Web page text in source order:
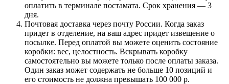
оплатить в терминале постамата. Срок хранения — 3
дня.
Почтовая доставка через почту России. Когда заказ
придет в отделение, на ваш адрес придет извещение о
посылке. Перед оплатой вы можете оценить состояние
коробки: вес, целостность. Вскрывать коробку
самостоятельно вы можете только после оплаты заказа.
Один заказ может содержать не больше 10 позиций и
его стоимость не должна превышать 100 000 р.